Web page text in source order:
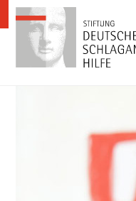
Zum Inhalt springen